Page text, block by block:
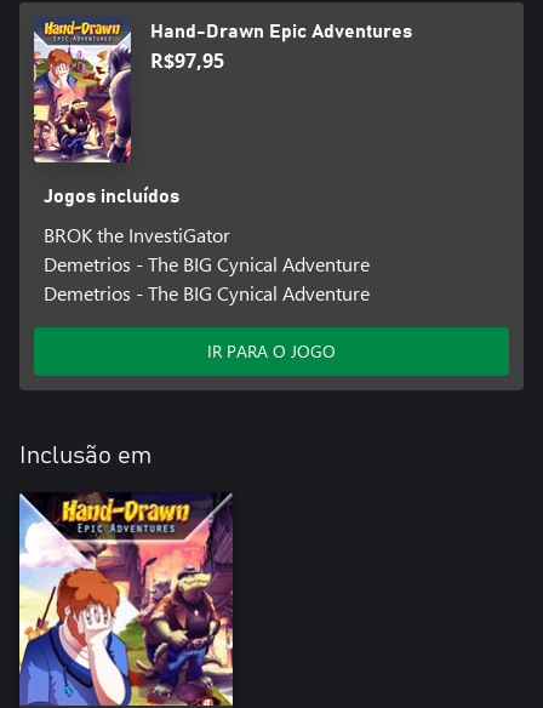
Hand-Drawn Epic Adventures
R$97,95
Jogos incluídos
BROK the InvestiGator
Demetrios - The BIG Cynical Adventure
Demetrios - The BIG Cynical Adventure
IR PARA O JOGO
Inclusão em